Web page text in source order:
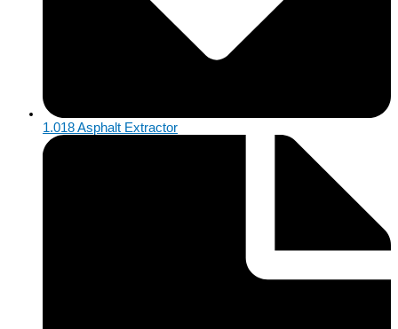
1.018 Asphalt Extractor